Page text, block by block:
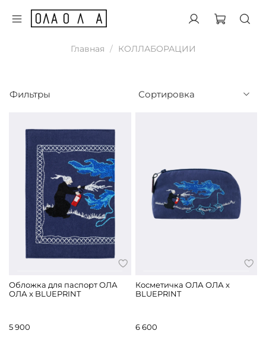
Главная КОЛЛАБОРАЦИИ
Фильтры
Обложка для паспорт ОЛА
ОЛА x BLUEPRINT
5 900
Косметичка ОЛА ОЛА x
BLUEPRINT
6 600